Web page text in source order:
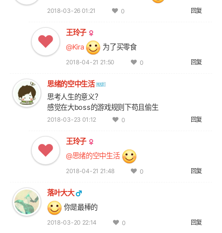
2018-03-26 01:21 回复
0
王玲子
@Kira
为了买零食
2018-04-21 21:50 回复
0
思绪的空中生活
思考人生的意义？
感觉在大boss的游戏规则下苟且偷生
2018-03-23 01:12 回复
0
王玲子
@思绪的空中生活
2018-04-21 21:48 回复
0
落叶大大
你是最棒的
2018-03-20 22:14 回复
0